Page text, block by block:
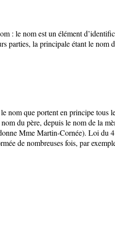
: le nom est un élément
parties, la principale étant le nom
nom que portent en principe tous
du père, depuis le nom de la
Mme Martin-Cornée). Loi du
de nombreuses fois, par